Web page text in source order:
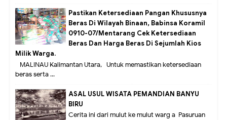
Pastikan Ketersediaan Pangan Khususnya
Beras Di Wilayah Binaan, Babinsa Koramil
0910-07/Mentarang Cek Ketersediaan
Beras Dan Harga Beras Di Sejumlah Kios
Milik Warga.
MALINAU Kalimantan Utara,- Untuk memastikan ketersediaan
beras serta ...
ASAL USUL WISATA PEMANDIAN BANYU
BIRU
Cerita ini dari mulut ke mulut warg a Pasuruan